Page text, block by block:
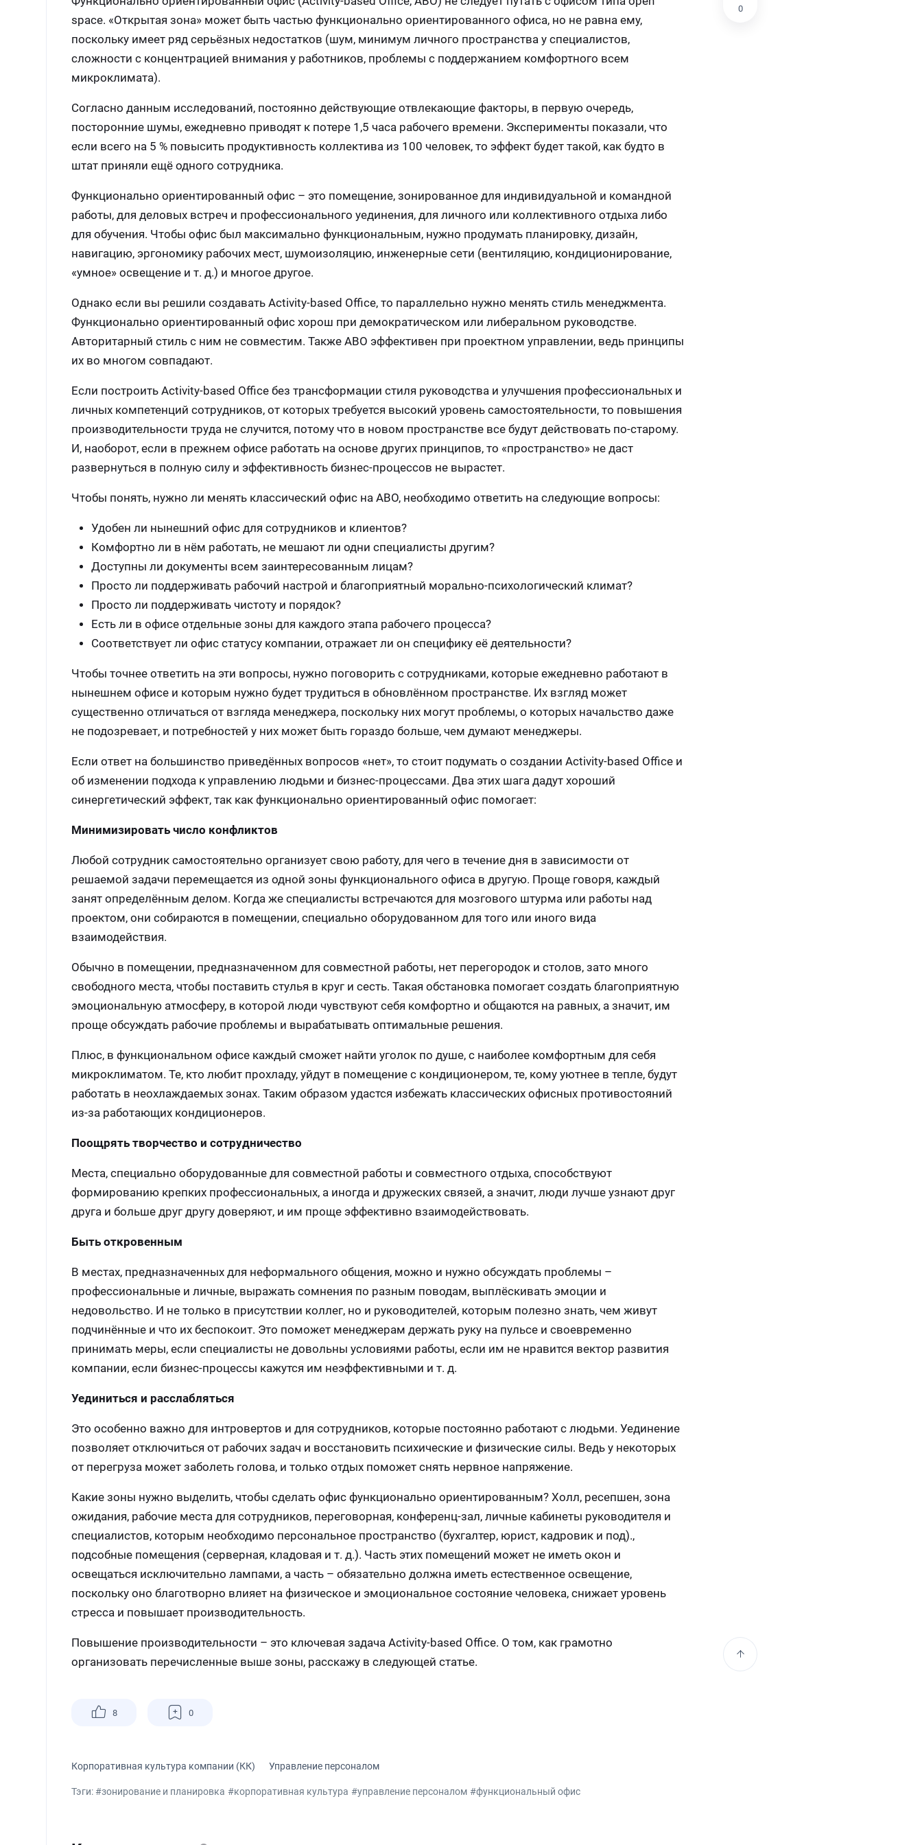
space. «Открытая зона» может быть частью функционально ориентированного офиса, но не равна ему,
поскольку имеет ряд серьёзных недостатков (шум, минимум личного пространства у специалистов,
сложности с концентрацией внимания у работников, проблемы с поддержанием комфортного всем
микроклимата).
Согласно данным исследований, постоянно действующие отвлекающие факторы, в первую очередь,
посторонние шумы, ежедневно приводят к потере 1,5 часа рабочего времени. Эксперименты показали, что
если всего на 5 % повысить продуктивность коллектива из 100 человек, то эффект будет такой, как будто в
штат приняли ещё одного сотрудника.
Функционально ориентированный офис – это помещение, зонированное для индивидуальной и командной
работы, для деловых встреч и профессионального уединения, для личного или коллективного отдыха либо
для обучения. Чтобы офис был максимально функциональным, нужно продумать планировку, дизайн,
навигацию, эргономику рабочих мест, шумоизоляцию, инженерные сети (вентиляцию, кондиционирование,
«умное» освещение и т. д.) и многое другое.
Однако если вы решили создавать Аctivity-based Office, то параллельно нужно менять стиль менеджмента.
Функционально ориентированный офис хорош при демократическом или либеральном руководстве.
Авторитарный стиль с ним не совместим. Также ABО эффективен при проектном управлении, ведь принципы
их во многом совпадают.
Если построить Аctivity-based Office без трансформации стиля руководства и улучшения профессиональных и
личных компетенций сотрудников, от которых требуется высокий уровень самостоятельности, то повышения
производительности труда не случится, потому что в новом пространстве все будут действовать по-старому.
И, наоборот, если в прежнем офисе работать на основе других принципов, то «пространство» не даст
развернуться в полную силу и эффективность бизнес-процессов не вырастет.
Чтобы понять, нужно ли менять классический офис на ABО, необходимо ответить на следующие вопросы:
Удобен ли нынешний офис для сотрудников и клиентов?
Комфортно ли в нём работать, не мешают ли одни специалисты другим?
Доступны ли документы всем заинтересованным лицам?
Просто ли поддерживать рабочий настрой и благоприятный морально-психологический климат?
Просто ли поддерживать чистоту и порядок?
Есть ли в офисе отдельные зоны для каждого этапа рабочего процесса?
Соответствует ли офис статусу компании, отражает ли он специфику её деятельности?
Чтобы точнее ответить на эти вопросы, нужно поговорить с сотрудниками, которые ежедневно работают в
нынешнем офисе и которым нужно будет трудиться в обновлённом пространстве. Их взгляд может
существенно отличаться от взгляда менеджера, поскольку них могут проблемы, о которых начальство даже
не подозревает, и потребностей у них может быть гораздо больше, чем думают менеджеры.
Если ответ на большинство приведённых вопросов «нет», то стоит подумать о создании Аctivity-based Office и
об изменении подхода к управлению людьми и бизнес-процессами. Два этих шага дадут хороший
синергетический эффект, так как функционально ориентированный офис помогает:
Минимизировать число конфликтов
Любой сотрудник самостоятельно организует свою работу, для чего в течение дня в зависимости от
решаемой задачи перемещается из одной зоны функционального офиса в другую. Проще говоря, каждый
занят определённым делом. Когда же специалисты встречаются для мозгового штурма или работы над
проектом, они собираются в помещении, специально оборудованном для того или иного вида
взаимодействия.
Обычно в помещении, предназначенном для совместной работы, нет перегородок и столов, зато много
свободного места, чтобы поставить стулья в круг и сесть. Такая обстановка помогает создать благоприятную
эмоциональную атмосферу, в которой люди чувствуют себя комфортно и общаются на равных, а значит, им
проще обсуждать рабочие проблемы и вырабатывать оптимальные решения.
Плюс, в функциональном офисе каждый сможет найти уголок по душе, с наиболее комфортным для себя
микроклиматом. Те, кто любит прохладу, уйдут в помещение с кондиционером, те, кому уютнее в тепле, будут
работать в неохлаждаемых зонах. Таким образом удастся избежать классических офисных противостояний
из-за работающих кондиционеров.
Поощрять творчество и сотрудничество
Места, специально оборудованные для совместной работы и совместного отдыха, способствуют
формированию крепких профессиональных, а иногда и дружеских связей, а значит, люди лучше узнают друг
друга и больше друг другу доверяют, и им проще эффективно взаимодействовать.
Быть откровенным
В местах, предназначенных для неформального общения, можно и нужно обсуждать проблемы –
профессиональные и личные, выражать сомнения по разным поводам, выплёскивать эмоции и
недовольство. И не только в присутствии коллег, но и руководителей, которым полезно знать, чем живут
подчинённые и что их беспокоит. Это поможет менеджерам держать руку на пульсе и своевременно
принимать меры, если специалисты не довольны условиями работы, если им не нравится вектор развития
компании, если бизнес-процессы кажутся им неэффективными и т. д.
Уединиться и расслабляться
Это особенно важно для интровертов и для сотрудников, которые постоянно работают с людьми. Уединение
позволяет отключиться от рабочих задач и восстановить психические и физические силы. Ведь у некоторых
от перегруза может заболеть голова, и только отдых поможет снять нервное напряжение.
Какие зоны нужно выделить, чтобы сделать офис функционально ориентированным? Холл, ресепшен, зона
ожидания, рабочие места для сотрудников, переговорная, конференц-зал, личные кабинеты руководителя и
специалистов, которым необходимо персональное пространство (бухгалтер, юрист, кадровик и под).,
подсобные помещения (серверная, кладовая и т. д.). Часть этих помещений может не иметь окон и
освещаться исключительно лампами, а часть – обязательно должна иметь естественное освещение,
поскольку оно благотворно влияет на физическое и эмоциональное состояние человека, снижает уровень
стресса и повышает производительность.
Повышение производительности – это ключевая задача Аctivity-based Office. О том, как грамотно
организовать перечисленные выше зоны, расскажу в следующей статье.
0
8 0
Корпоративная культура компании (КК) Управление персоналом
Тэги:#зонирование и планировка #корпоративная культура #управление персоналом #функциональный офис